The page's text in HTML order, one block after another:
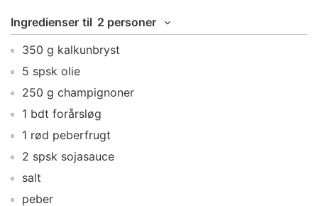
Ingredienser til 2 personer
350 g kalkunbryst
5 spsk olie
250 g champignoner
1 bdt forårsløg
1 rød peberfrugt
2 spsk sojasauce
salt
peber